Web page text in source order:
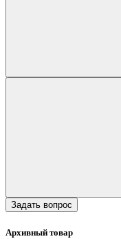
Задать вопрос
Архивный товар